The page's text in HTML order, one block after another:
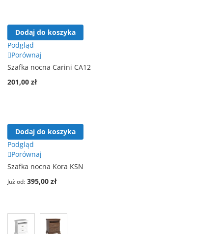
Dodaj do koszyka
Podgląd
Porównaj
Szafka nocna Carini CA12
201,00 zł
Dodaj do koszyka
Podgląd
Porównaj
Szafka nocna Kora KSN
Już od 395,00 zł